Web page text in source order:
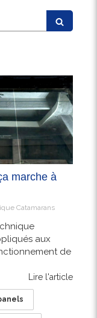
marche à
Catamarans
aux
de
Lire l'article